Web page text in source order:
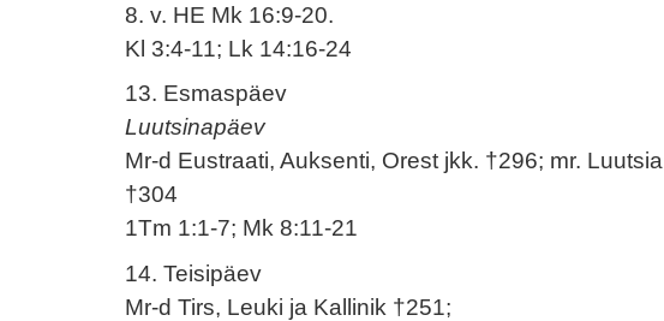
8. v. HE Mk 16:9-20.
Kl 3:4-11; Lk 14:16-24
13. Esmaspäev
Luutsinapäev
Mr-d Eustraati, Auksenti, Orest jkk. †296; mr. Luutsia
†304
1Tm 1:1-7; Mk 8:11-21
14. Teisipäev
Mr-d Tirs, Leuki ja Kallinik †251;